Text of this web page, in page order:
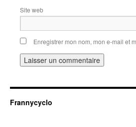
Site web
Enregistrer mon nom, mon e-mail et
Frannycyclo